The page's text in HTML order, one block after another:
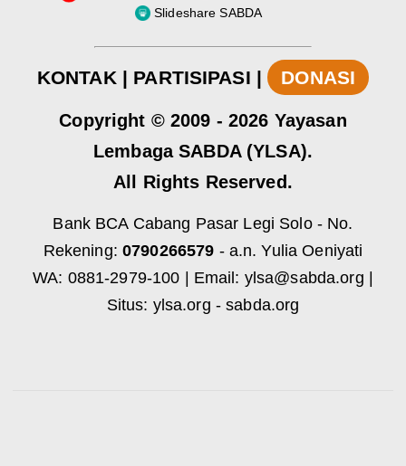
Slideshare SABDA
KONTAK | PARTISIPASI | DONASI
Copyright © 2009 - 2026 Yayasan
Lembaga SABDA (YLSA).
All Rights Reserved.
Bank BCA Cabang Pasar Legi Solo - No.
Rekening: 0790266579 - a.n. Yulia Oeniyati
WA: 0881-2979-100 | Email: ylsa@sabda.org
Situs: ylsa.org -sabda.org